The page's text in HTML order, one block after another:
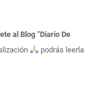
al Blog “Diario De
podrás leerla